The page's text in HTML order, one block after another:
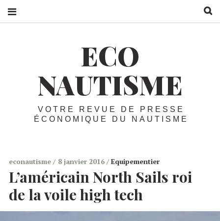
ECO
NAUTISME
VOTRE REVUE DE PRESSE
ÉCONOMIQUE DU NAUTISME
econautisme 8 janvier 2016 Equipementier
L’américain North Sails roi
de la voile high tech